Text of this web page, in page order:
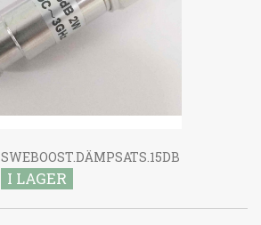
SWEBOOST.DÄMPSATS.15DB
I LAGER